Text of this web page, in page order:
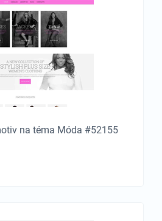
na téma Móda #52155